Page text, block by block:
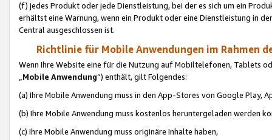
(f) jedes Produkt oder jede Dienstleistung, bei der es sich um ein
erhältst eine Warnung, wenn ein Produkt oder eine Dienstleistung in
Central ausgeschlossen ist.
Richtlinie für Mobile Anwendungen im Rahmen
Wenn Ihre Website eine für die Nutzung auf Mobiltelefonen, Tablets
„Mobile Anwendung“) enthält, gilt Folgendes:
(a) Ihre Mobile Anwendung muss in den App-Stores von Google Play,
(b) Ihre Mobile Anwendung muss kostenlos heruntergeladen werden
(c) Ihre Mobile Anwendung muss originäre Inhalte haben,